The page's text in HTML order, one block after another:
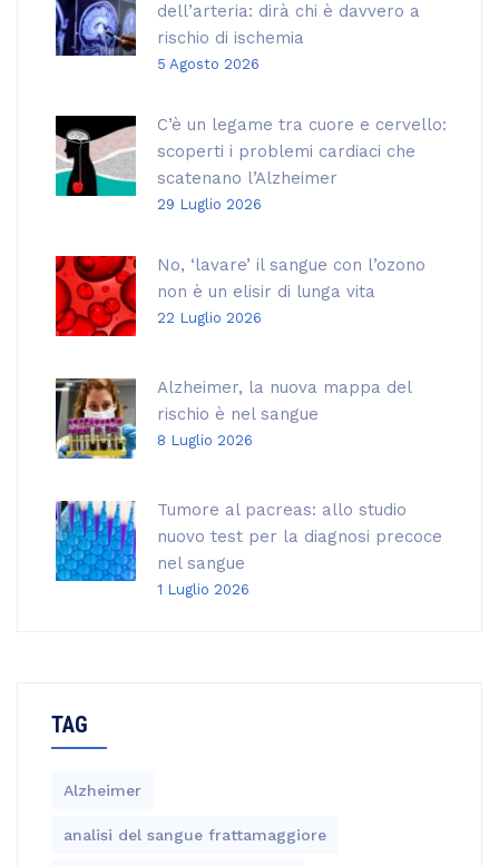
dell’arteria: dirà chi è davvero a
rischio di ischemia
5 Agosto 2026
C’è un legame tra cuore e cervello:
scoperti i problemi cardiaci che
scatenano l’Alzheimer
29 Luglio 2026
No, ‘lavare’ il sangue con l’ozono
non è un elisir di lunga vita
22 Luglio 2026
Alzheimer, la nuova mappa del
rischio è nel sangue
8 Luglio 2026
Tumore al pacreas: allo studio
nuovo test per la diagnosi precoce
nel sangue
1 Luglio 2026
TAG
Alzheimer
analisi del sangue frattamaggiore